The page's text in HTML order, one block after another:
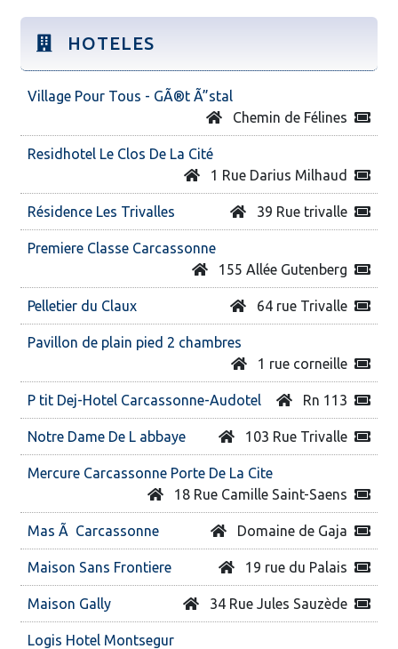
HOTELES
Village Pour Tous - GÃ®t Ã”stal
Chemin de Félines
Residhotel Le Clos De La Cité
1 Rue Darius Milhaud
Résidence Les Trivalles 39 Rue trivalle
Premiere Classe Carcassonne
155 Allée Gutenberg
Pelletier du Claux 64 rue Trivalle
Pavillon de plain pied 2 chambres
1 rue corneille
P tit Dej-Hotel Carcassonne-Audotel Rn 113
Notre Dame De L abbaye 103 Rue Trivalle
Mercure Carcassonne Porte De La Cite
18 Rue Camille Saint-Saens
Mas Ã Carcassonne Domaine de Gaja
Maison Sans Frontiere 19 rue du Palais
Maison Gally 34 Rue Jules Sauzède
Logis Hotel Montsegur